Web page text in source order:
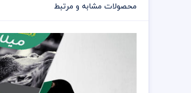
محصولات مشابه و مرتبط